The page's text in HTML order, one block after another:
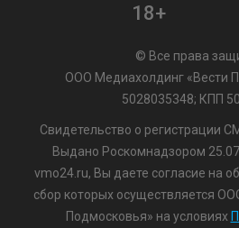
18+
© Все права
ООО Медиахолдинг «Вести
5028035348; КПП
Свидетельство о регистрации
Выдано Роскомнадзором
vmo24.ru, Вы даете согласие на
сбор которых осуществляется
Подмосковья» на условиях